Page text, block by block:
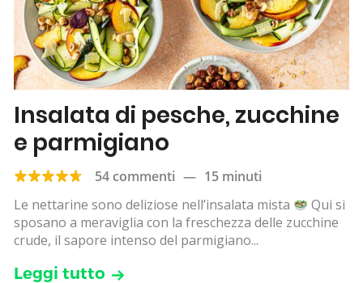
Insalata di pesche, zucchine
e parmigiano
54 commenti — 15 minuti
Le nettarine sono deliziose nell’insalata mista
Qui si
sposano a meraviglia con la freschezza delle zucchine
crude, il sapore intenso del parmigiano...
Leggi tutto